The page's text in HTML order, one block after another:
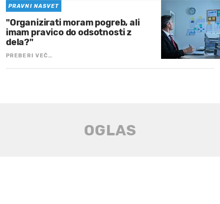
PRAVNI NASVET
"Organizirati moram pogreb, ali
imam pravico do odsotnosti z
dela?"
PREBERI VEČ…